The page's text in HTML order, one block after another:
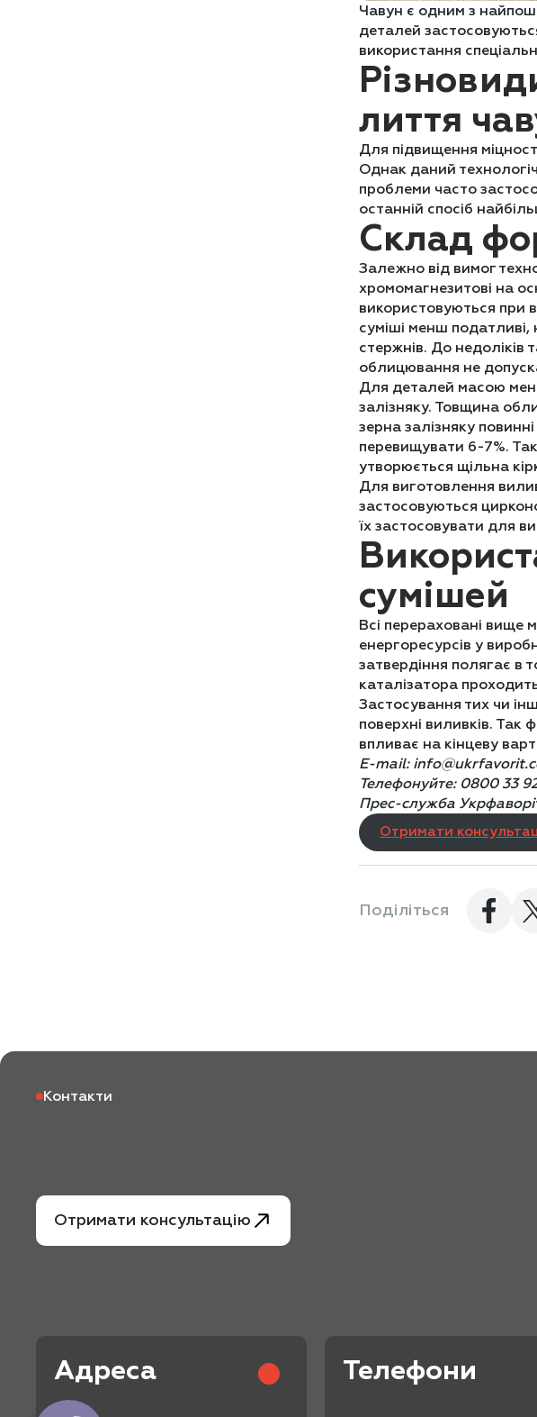
Чавун є одним з
деталей
використання
лиття
Для підвищення
Однак даний
проблеми часто
останній спосіб
Склад
Залежно від вимог
хромомагнезитові на
використовуються при
суміші менш
стержнів. До недоліків
облицювання не
Для деталей масою
залізняку. Товщина
зерна залізняку
перевищувати 6-7%.
утворюється щільна
Для виготовлення
застосовуються
їх застосовувати для
сумішей
Всі перераховані
енергоресурсів у
затвердіння полягає в
каталізатора
Застосування тих чи
поверхні виливків. Так
впливає на кінцеву
E-mail:
Телефонуйте: 0800 33
Прес-служба
Отримати
Поділіться
Контакти
Отримати консультацію
Адреса Телефони